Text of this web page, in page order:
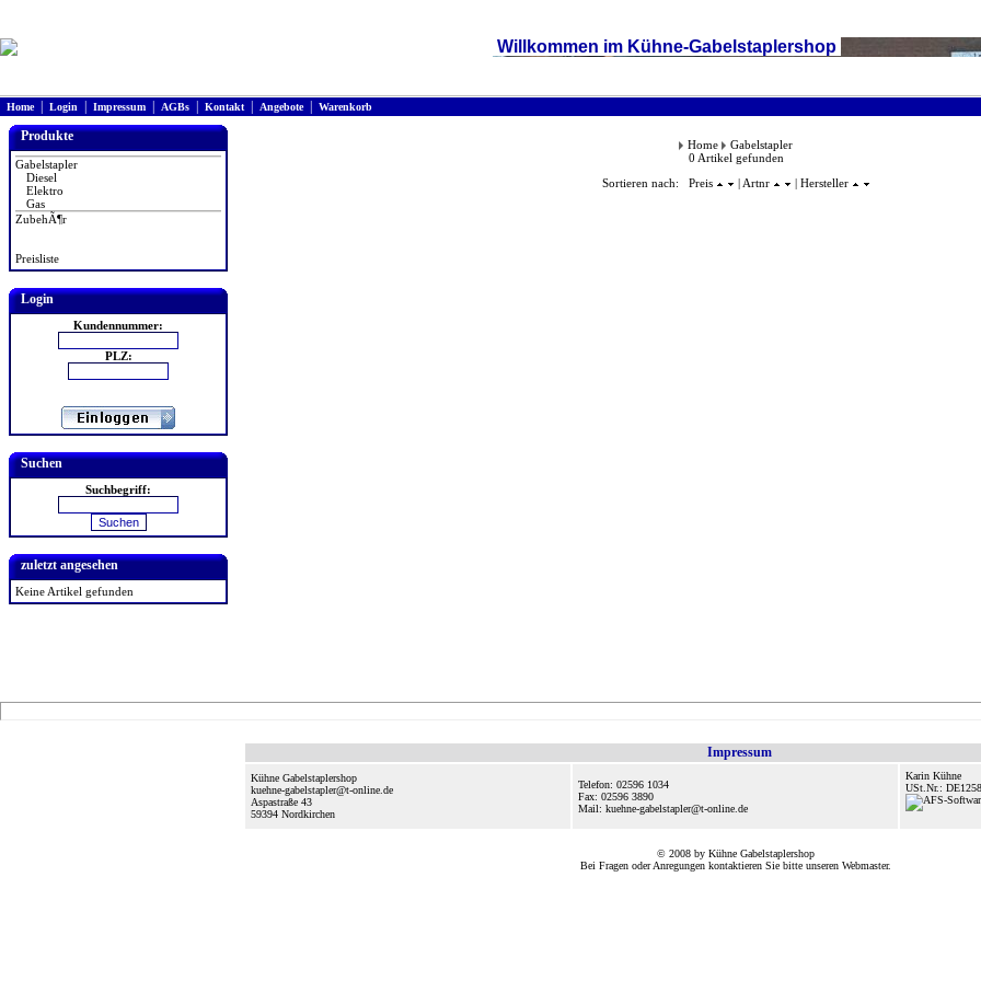
Willkommen im Kühne-Gabelstaplershop
Home| Login Impressum AGBs Kontakt| Angebote| Warenkorb
Produkte
Gabelstapler
Diesel
Elektro
Gas
ZubehÃ¶r
Preisliste
Login
Kundennummer:
PLZ:
Suchen
Suchbegriff:
zuletzt angesehen
Keine Artikel gefunden
Home
Gabelstapler
0 Artikel gefunden
Sortieren nach: Preis
| Artnr | Hersteller
Impressum
Kühne Gabelstaplershop
kuehne-gabelstapler@t-online.de
Aspastraße 43
59394 Nordkirchen
Telefon: 02596 1034
Fax: 02596 3890
Mail: kuehne-gabelstapler@t-online.de
Karin Kühne
USt.Nr.:
© 2008 by Kühne Gabelstaplershop
Bei Fragen oder Anregungen kontaktieren Sie bitte unseren Webmaster.